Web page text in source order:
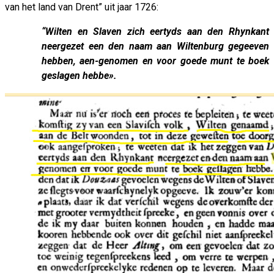
van het land van Drent” uit jaar 1726:
“Wilten en Slaven zich eertyds aan den Rhynkant
neergezet een den naam aan Wiltenburg gegeeven
hebben, aen-genomen en voor goede munt te boek
geslagen hebbe».